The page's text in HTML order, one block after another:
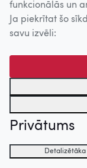
funkcionālās un
Ja piekrītat šo
savu izvēli:
Privātums